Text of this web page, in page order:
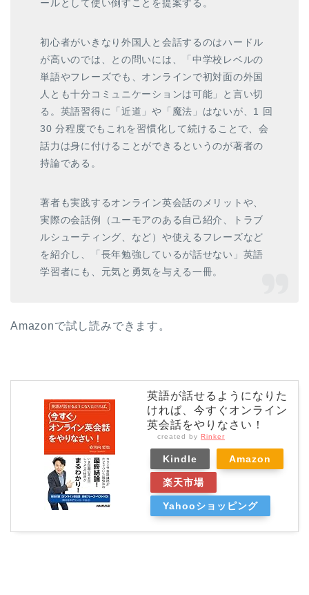
ールとして使い倒すことを提案する。
初心者がいきなり外国人と会話するのはハードル
が高いのでは、との問いには、「中学校レベルの
単語やフレーズでも、オンラインで初対面の外国
人とも十分コミュニケーションは可能」と言い切
る。英語習得に「近道」や「魔法」はないが、1 回
30 分程度でもこれを習慣化して続けることで、会
話力は身に付けることができるというのが著者の
持論である。
著者も実践するオンライン英会話のメリットや、
実際の会話例（ユーモアのある自己紹介、トラブ
ルシューティング、など）や使えるフレーズなど
を紹介し、「長年勉強しているが話せない」英語
学習者にも、元気と勇気を与える一冊。
Amazonで試し読みできます。
英語が話せるようになりた
ければ、今すぐオンライン
英会話をやりなさい！
created by Rinker
Kindle Amazon
楽天市場
Yahooショッピング